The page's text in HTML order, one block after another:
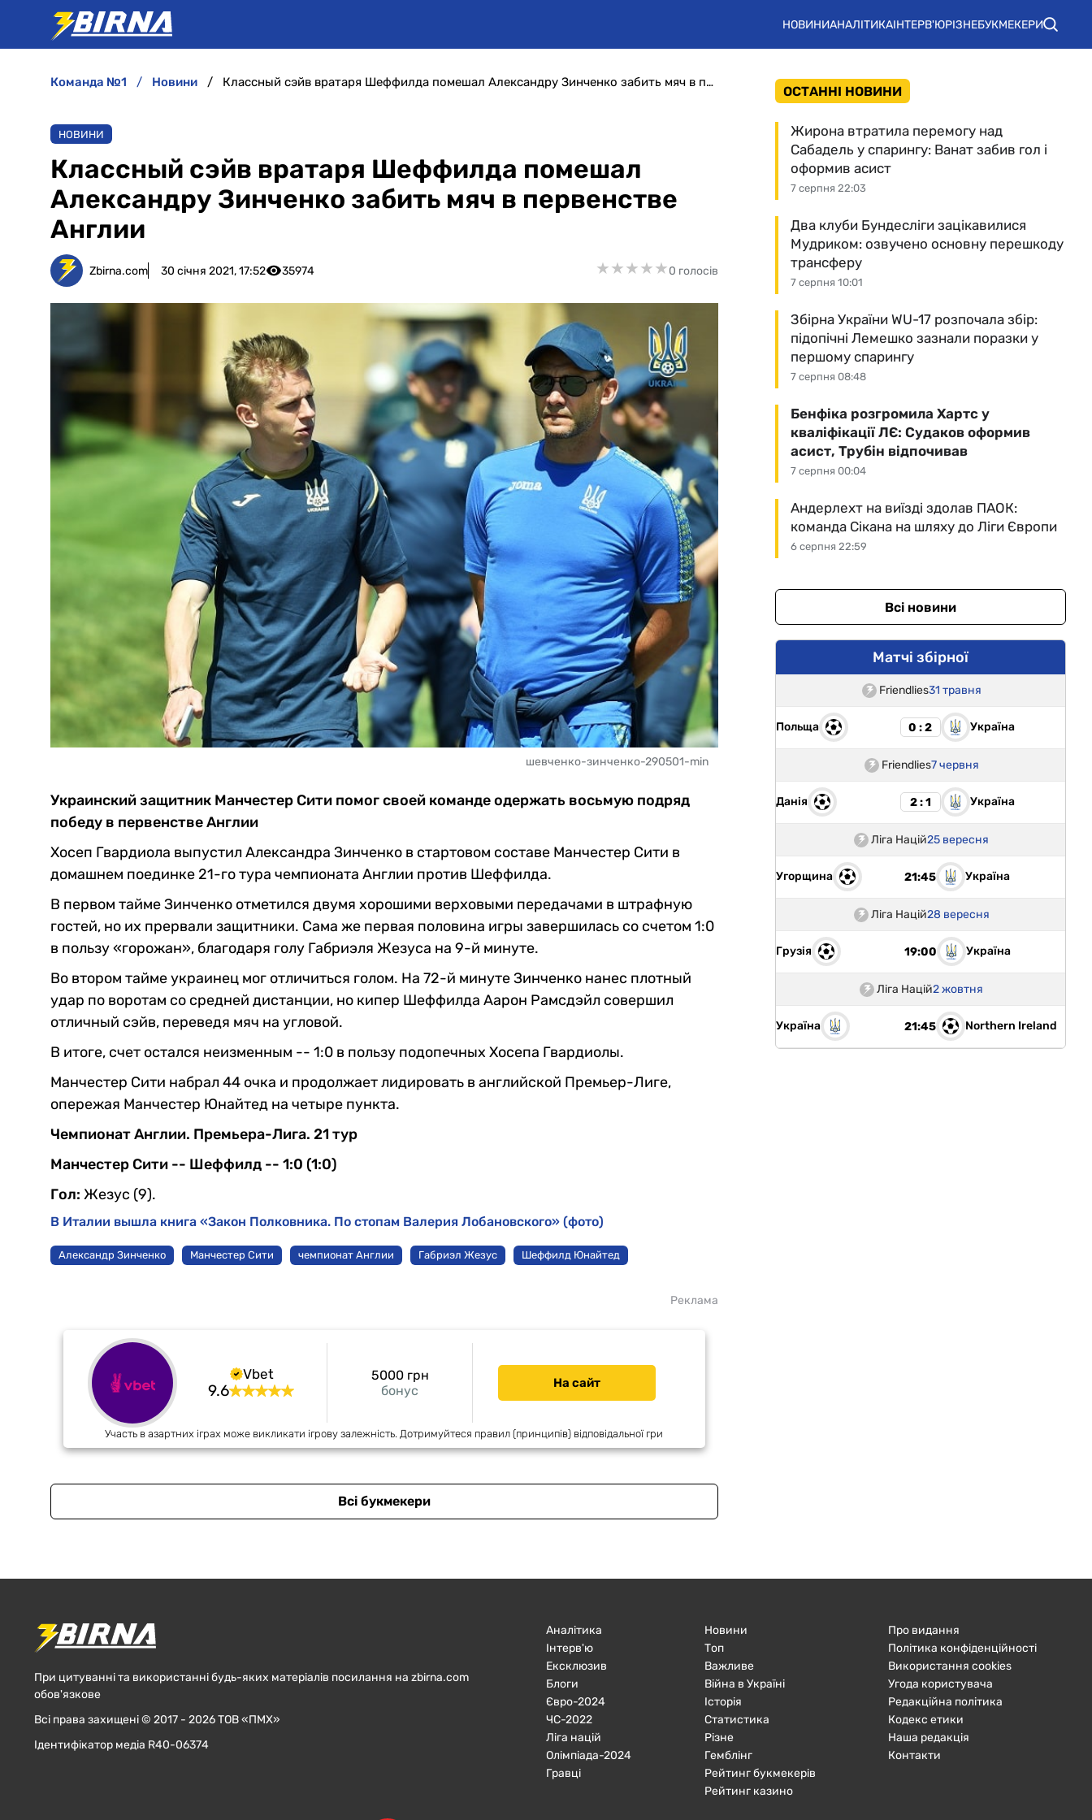
НОВИНИАНАЛІТИКАІНТЕРВ'ЮРІЗНЕБУКМЕКЕРИ
команда №1 новини Классный сэйв вратаря Шеффилда помешал Александру Зинченко забить мяч в первенстве Англии
НОВИНИ
Классный сэйв вратаря Шеффилда помешал
Александру Зинченко забить мяч в первенстве
Англии
Zbirna.com 30 січня 2021, 17:52 35974 ★★★★★
★★★★★0 голосів
шевченко-зинченко-290501-min
Украинский защитник Манчестер Сити помог своей команде одержать восьмую подряд
победу в первенстве Англии
Хосеп Гвардиола выпустил Александра Зинченко в стартовом составе Манчестер Сити в
домашнем поединке 21-го тура чемпионата Англии против Шеффилда.
В первом тайме Зинченко отметился двумя хорошими верховыми передачами в штрафную
гостей, но их прервали защитники. Сама же первая половина игры завершилась со счетом 1:0
в пользу «горожан», благодаря голу Габриэля Жезуса на 9-й минуте.
Во втором тайме украинец мог отличиться голом. На 72-й минуте Зинченко нанес плотный
удар по воротам со средней дистанции, но кипер Шеффилда Аарон Рамсдэйл совершил
отличный сэйв, переведя мяч на угловой.
В итоге, счет остался неизменным -- 1:0 в пользу подопечных Хосепа Гвардиолы.
Манчестер Сити набрал 44 очка и продолжает лидировать в английской Премьер-Лиге,
опережая Манчестер Юнайтед на четыре пункта.
Чемпионат Англии. Премьера-Лига. 21 тур
Манчестер Сити -- Шеффилд -- 1:0 (1:0)
Гол: Жезус (9).
В Италии вышла книга «Закон Полковника. По стопам Валерия Лобановского» (фото)
Александр Зинченко Манчестер Сити чемпионат Англии Габриэл Жезус Шеффилд Юнайтед
Реклама
Vbet
9.6 бонус
5000 грн На сайт
Участь в азартних іграх може викликати ігрову залежність. Дотримуйтеся правил (принципів) відповідальної гри
Всі букмекери
ОСТАННІ НОВИНИ
7 серпня 22:03
Жирона втратила перемогу над
Сабадель у спарингу: Ванат забив гол і
оформив асист
7 серпня 10:01
Два клуби Бундесліги зацікавилися
Мудриком: озвучено основну перешкоду
трансферу
7 серпня 08:48
Збірна України WU-17 розпочала збір:
підопічні Лемешко зазнали поразки у
першому спарингу
7 серпня 00:04
Бенфіка розгромила Хартс у
кваліфікації ЛЄ: Судаков оформив
асист, Трубін відпочивав
6 серпня 22:59
Андерлехт на виїзді здолав ПАОК:
команда Сікана на шляху до Ліги Європи
Всі новини
Матчі збірної
Friendlies31 травня
Польща 0 : 2 Україна
Friendlies7 червня
Данія 2 : 1 Україна
Ліга Націй25 вересня
Угорщина 21:45 Україна
Ліга Націй28 вересня
Грузія 19:00 Україна
Ліга Націй2 жовтня
Україна 21:45 Northern Ireland
При цитуванні та використанні будь-яких матеріалів посилання на zbirna.com
обов'язкове
Всі права захищені © 2017 - 2026 ТОВ «ПМХ»
Ідентифікатор медіа R40-06374
Аналітика
Інтерв'ю
Ексклюзив
Блоги
Євро-2024
ЧC-2022
Ліга націй
Олімпіада-2024
Гравці
Новини
Топ
Важливе
Війна в Україні
Історія
Статистика
Різне
Гемблінг
Рейтинг букмекерів
Рейтинг казино
Про видання
Політика конфіденційності
Використання cookies
Угода користувача
Редакційна політика
Кодекс етики
Наша редакція
Контакти